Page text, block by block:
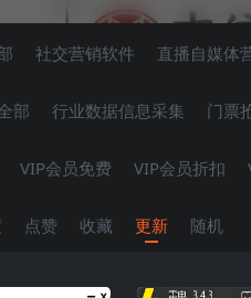
社交营销软件 直播自媒体
部 行业数据信息采集 门票
VIP会员免费 VIP会员折扣
点赞 收藏 更新 随机